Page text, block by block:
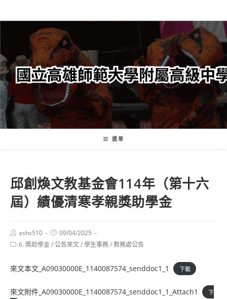
轉
要
內
容
選單
邱創煥文教基金會114年（第十六
屆）績優清寒孝親獎助學金
Post
author:
ashs510
Post
published:
09/04/2025
Post6. 獎助學金/公告來文/學生事務/教務處公告
來文本文_A09030000E_1140087574_senddoc1_1 下載
來文附件_A09030000E_1140087574_senddoc1_1_Attach1
下